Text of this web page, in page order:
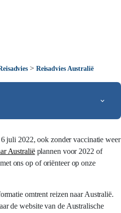
> Reisadvies Australië
juli 2022, ook zonder vaccinatie weer
Australiëplannen voor 2022 of
ons op of oriënteer op onze
omtrent reizen naar Australië.
de website van de Australische